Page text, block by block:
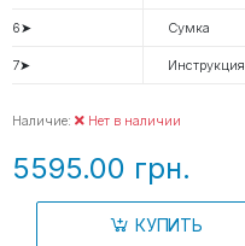
6➤ Сумка
7➤ Инструкция
Наличие: Нет в наличии
5595.00 грн.
КУПИТЬ